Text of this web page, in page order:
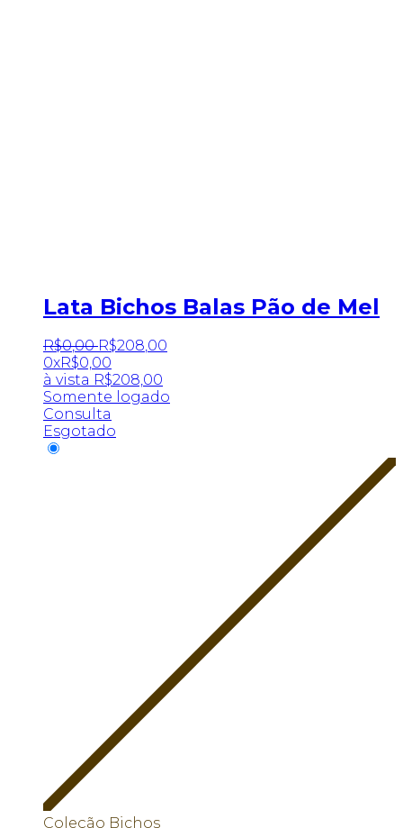
Lata Bichos Balas Pão de Mel
R$0,00 R$208,00
0xR$0,00
à vista R$208,00
Somente logado
Consulta
Esgotado
Coleção Bichos